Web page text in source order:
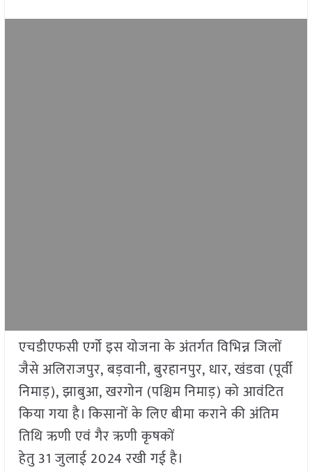
एचडीएफसी एर्गो इस योजना के अंतर्गत विभिन्न जिलों
जैसे अलिराजपुर, बड़वानी, बुरहानपुर, धार, खंडवा (पूर्वी
निमाड़), झाबुआ, खरगोन (पश्चिम निमाड़) को आवंटित
किया गया है। किसानों के लिए बीमा कराने की अंतिम
तिथि ऋणी एवं गैर ऋणी कृषकों
हेतु 31 जुलाई 2024 रखी गई है।